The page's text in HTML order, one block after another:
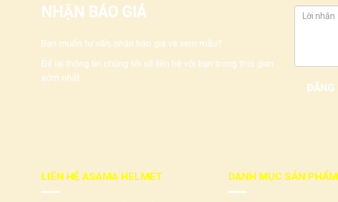
NHẬN BÁO GIÁ
Bạn muốn tư vấn, nhận báo giá và xem mẫu?
Để lại thông tin chúng tôi sẽ liên hệ với bạn trong thời gian
sớm nhất.
LIÊN HỆ ASAMA HELMET DANH MỤC SẢN PHẨM